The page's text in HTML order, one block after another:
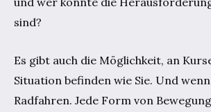
sind?
Es gibt auch die Möglichkeit, an
Situation befinden wie Sie. Und
Radfahren. Jede Form von